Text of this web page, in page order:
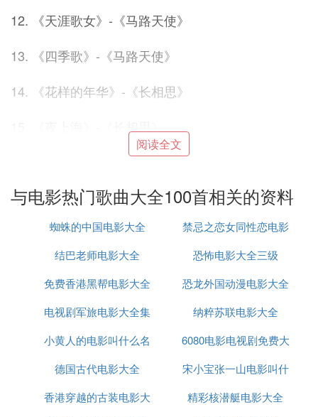
12. 《天涯歌女》-《马路天使》
13. 《四季歌》-《马路天使》
14. 《花样的年华》-《长相思》
16. 《天涯何处是吾家》-《天涯歌女》
17. 《卖报歌》-《风云儿女》
18. 《大路歌》-《大路》
20. 《新的女性》-《新女性》
这些插曲都是中国电影历史上的经典之作，它们不仅
貌和人们的情感。这些插曲旋律优美，歌词深情，深
受观众喜爱，成为了一代人的记忆。
阅读全文
与电影热门歌曲大全100首相关的资料
蜘蛛的中国电影大全
禁忌之恋女同性恋电影
大全
结巴老师电影大全
恐怖电影大全三级
免费香港黑帮电影大全
恐龙外国动漫电影大全
电视剧军旅电影大全集
纳粹苏联电影大全
小黄人的电影叫什么名
字卑
6080电影电视剧免费大
全下载
德国古代电影大全
宋小宝张一山电影叫什
么名字
香港穿越的古装电影大
精彩核潜艇电影大全